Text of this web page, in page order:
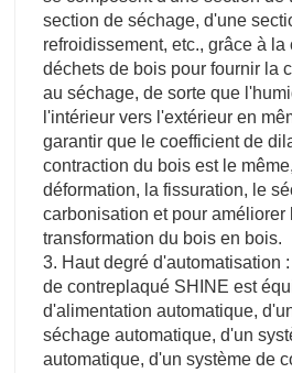
section de séchage, d'une
refroidissement, etc., grâce à
déchets de bois pour fournir la
au séchage, de sorte que
l'intérieur vers l'extérieur en
garantir que le coefficient de
contraction du bois est le
déformation, la fissuration, le
carbonisation et pour améliorer
transformation du bois en bois.
3. Haut degré d'automatisation
de contreplaqué SHINE est
d'alimentation automatique,
séchage automatique, d'un
automatique, d'un système de